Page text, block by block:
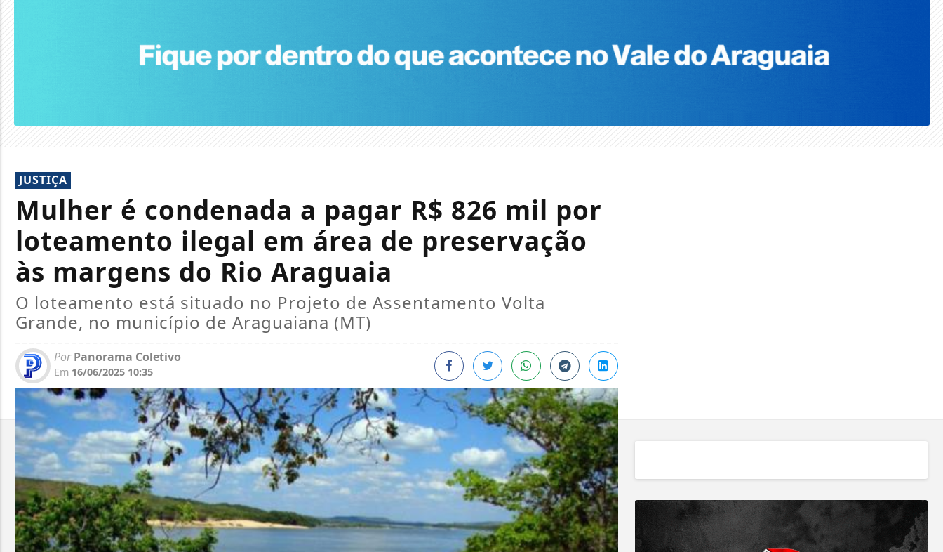
JUSTIÇA
Mulher é condenada a pagar R$ 826 mil por
loteamento ilegal em área de preservação
às margens do Rio Araguaia
O loteamento está situado no Projeto de Assentamento Volta
Grande, no município de Araguaiana (MT)
PorPanorama Coletivo
Em 16/06/2025 10:35